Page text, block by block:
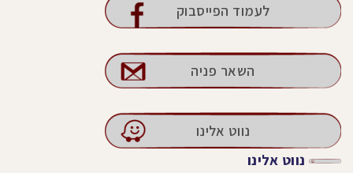
לעמוד הפייסבוק
השאר פניה
נווט אלינו
נווט אלינו